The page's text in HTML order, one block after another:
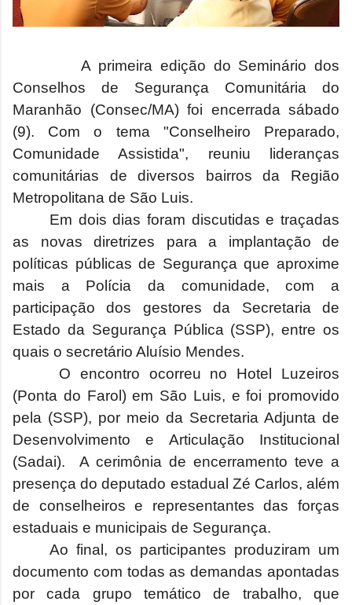
A primeira edição do Semináriodos
Conselhos de Segurança Comunitária do
Maranhão (Consec/MA) foi encerrada sábado
(9). Com o tema "Conselheiro Preparado,
Comunidade Assistida", reuniu lideranças
comunitárias de diversos bairros da Região
Metropolitana de São Luis.
Em dois dias foram discutidas e traçadas
as novas diretrizes para a implantação de
políticas públicas de Segurança que aproxime
mais a Polícia da comunidade, com a
participação dos gestores da Secretaria de
Estado da Segurança Pública (SSP), entre os
quais o secretário Aluísio Mendes.
O encontro ocorreu no Hotel Luzeiros
(Ponta do Farol) em São Luis, e foi promovido
pela (SSP), por meio da Secretaria Adjunta de
Desenvolvimento e Articulação Institucional
(Sadai).
A cerimônia de encerramento teve a
presença do deputado estadual Zé Carlos, além
de conselheiros e representantes das forças
estaduais e municipais de Segurança.
Ao final, os participantes produziram um
documento com todas as demandas apontadas
por cada grupo temático de trabalho, que